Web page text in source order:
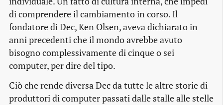
di comprendere il cambiamento in corso. Il
fondatore di Dec, Ken Olsen, aveva dichiarato in
anni precedenti che il mondo avrebbe avuto
bisogno complessivamente di cinque o sei
computer, per dire del tipo.
Ciò che rende diversa Dec da tutte le altre storie di
produttori di computer passati dalle stalle alle stelle